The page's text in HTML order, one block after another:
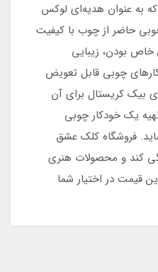
به عنوان هدیه‌ای لوکس
حاضر از چوب با کیفیت
بودن، زیبایی
چوبی قابل تعویض
بیک کریستال برای آن
تهیه یک خودکار چوبی
فروشگاه کلک عشق
کند و محصولات هنری
قیمت در اختیار شما